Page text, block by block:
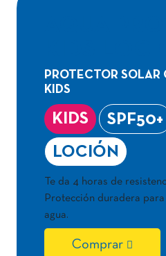
PROTECTOR SOLAR
KIDS
KIDS SPF50+
LOCIÓN
Te da 4 horas de
Protección duradera
agua.
Comprar